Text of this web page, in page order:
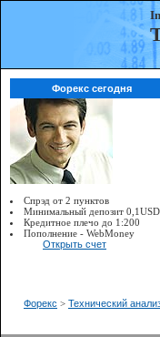
Форекс сегодня
Спрэд от 2 пунктов
Минимальный депозит 0,1USD
Кредитное плечо до 1:200
Пополнение - WebMoney
Открыть счет
Форекс > Технический